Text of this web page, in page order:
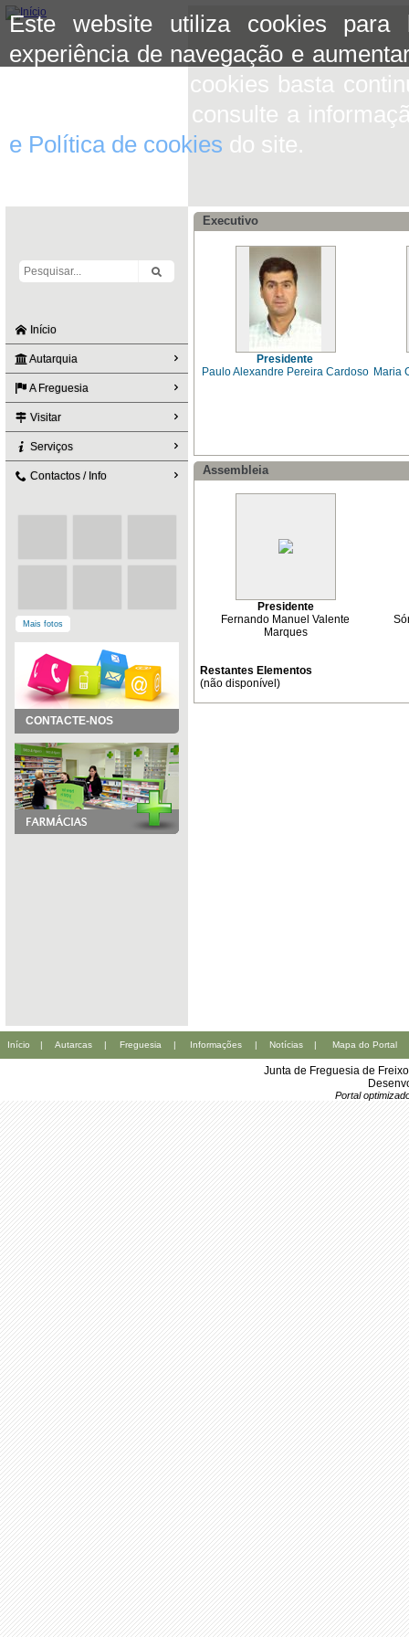
Este website utiliza cookies para
experiência de navegação e
aceitar o uso de cookies basta
mais informação consulte a
e Política de cookies do site.
Início
Autarquia
A Freguesia
Visitar
Serviços
Contactos / Info
Mais fotos
CONTACTE-NOS
Executivo
Presidente
Paulo Alexandre Pereira Cardoso Maria
Assembleia
Presidente
Fernando Manuel Valente
Marques
Restantes Elementos
(não disponível)
Início | Autarcas | Freguesia | Informações | Notícias | Mapa do Portal
Junta de Freguesia de
Portal